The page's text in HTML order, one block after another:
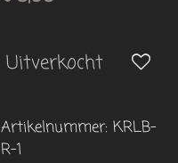
Uitverkocht
Artikelnummer: KRLB-
R-1